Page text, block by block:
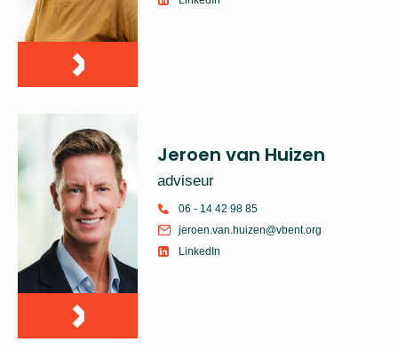
Jeroen van Huizen
adviseur
06 - 14 42 98 85
jeroen.van.huizen@vbent.org
LinkedIn